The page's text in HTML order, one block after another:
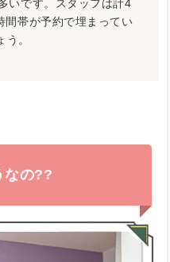
いです。スタッフは計4
間帯が予約で埋まってい
。
なの??